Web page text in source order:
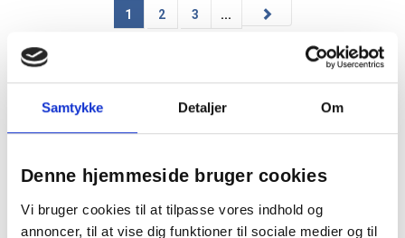
Samtykke Detaljer Om
Denne hjemmeside bruger cookies
Vi bruger cookies til at tilpasse vores indhold og
annoncer, til at vise dig funktioner til sociale medier og til
1 2 3 ...
forskellige design og udformninger. Uanset om du søger
magneter til køleskabet eller til opslagstavlen i kontoret, har vi